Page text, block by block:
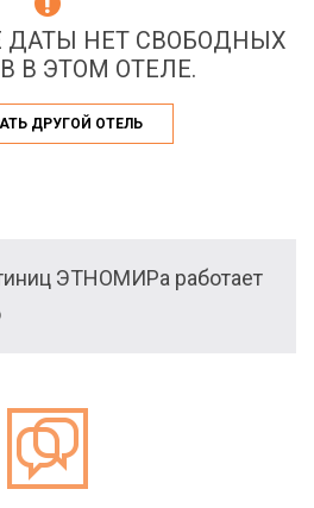
НЕТ СВОБОДНЫХ
В ЭТОМ ОТЕЛЕ.
ДРУГОЙ ОТЕЛЬ
ЭТНОМИРа работает